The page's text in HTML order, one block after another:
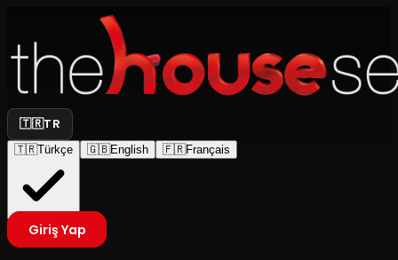
🇹🇷TR
🇹🇷Türkçe 🇬🇧English 🇫🇷Français
Giriş Yap